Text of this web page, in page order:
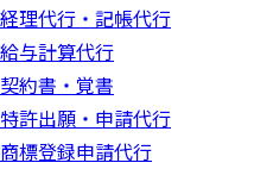
経理代行・記帳代行
給与計算代行
契約書・覚書
特許出願・申請代行
商標登録申請代行